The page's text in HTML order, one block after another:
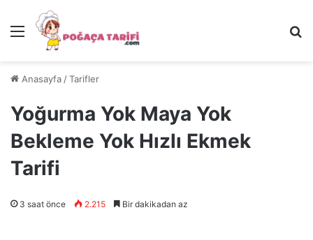
Menü
Anasayfa /Tarifler
Yoğurma Yok Maya Yok
Bekleme Yok Hızlı Ekmek
Tarifi
3 saat önce 2.215 Bir dakikadan az